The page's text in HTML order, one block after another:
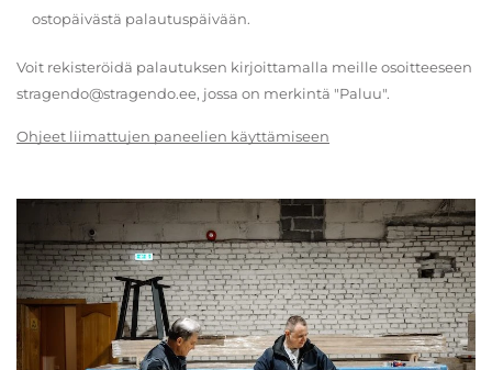
ostopäivästä palautuspäivään.
Voit rekisteröidä palautuksen kirjoittamalla meille osoitteeseen
stragendo@stragendo.ee, jossa on merkintä "Paluu".
Ohjeet liimattujen paneelien käyttämiseen